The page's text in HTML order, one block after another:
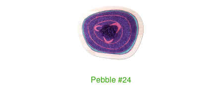
Pebble #24